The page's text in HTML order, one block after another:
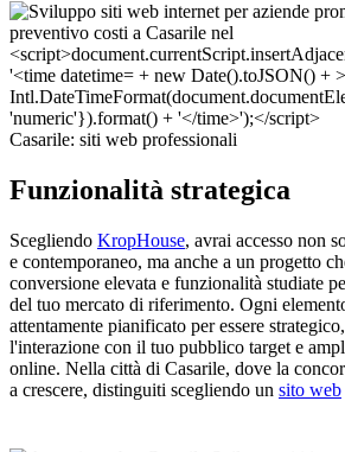
Casarile: siti web professionali
Funzionalità strategica
Scegliendo KropHouse, avrai accesso non
e contemporaneo, ma anche a un progetto
conversione elevata e funzionalità studiate
del tuo mercato di riferimento. Ogni
attentamente pianificato per essere
l'interazione con il tuo pubblico target e
online. Nella città di Casarile, dove la
a crescere, distinguiti scegliendo un sito web